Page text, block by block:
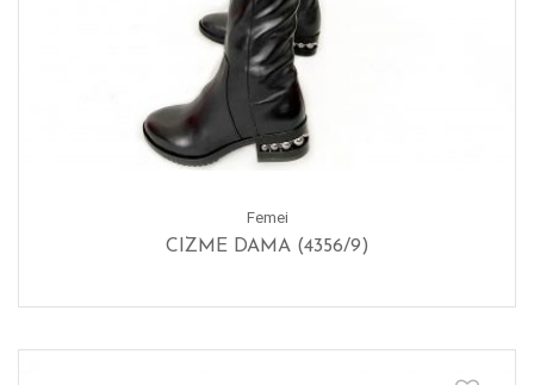
Femei
CIZME DAMA (4356/9)